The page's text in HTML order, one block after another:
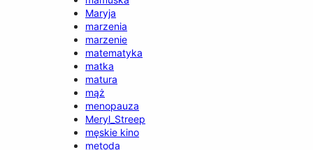
Maryja
marzenia
marzenie
matematyka
matka
matura
mąż
menopauza
Meryl_Streep
męskie kino
metoda